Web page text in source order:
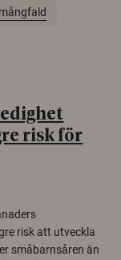
risk för
risk att utveckla
småbarnsåren än